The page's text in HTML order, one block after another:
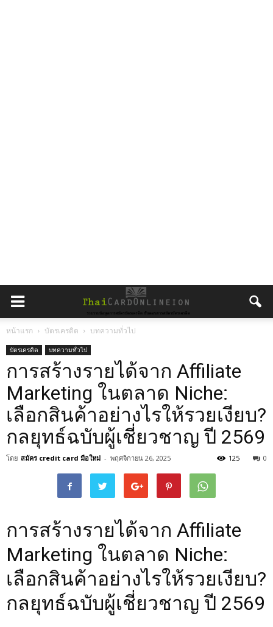
หน้าแรก บัตรเครดิต บทความทั่วไป
บัตรเครดิต บทความทั่วไป
การสร้างรายได้จาก Affiliate
Marketing ในตลาด Niche:
เลือกสินค้าอย่างไรให้รวยเงียบ?
กลยุทธ์ฉบับผู้เชี่ยวชาญ ปี 2569
โดย สมัคร credit card มือใหม่ - พฤศจิกายน 26, 2025 0
125
การสร้างรายได้จาก Affiliate
Marketing ในตลาด Niche:
เลือกสินค้าอย่างไรให้รวยเงียบ?
กลยุทธ์ฉบับผู้เชี่ยวชาญ ปี 2569